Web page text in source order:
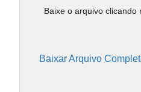
Baixe o arquivo clicando
Baixar Arquivo